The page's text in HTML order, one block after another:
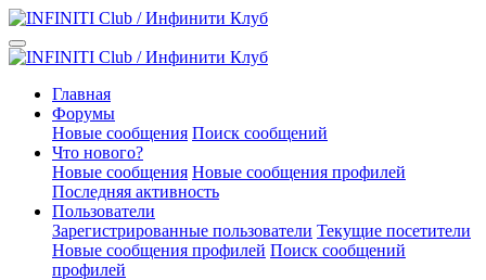
Главная
Форумы
Новые сообщения Поиск сообщений
Что нового?
Новые сообщения Новые сообщения профилей
Последняя активность
Пользователи
Зарегистрированные пользователи Текущие посетители
Новые сообщения профилей Поиск сообщений
профилей